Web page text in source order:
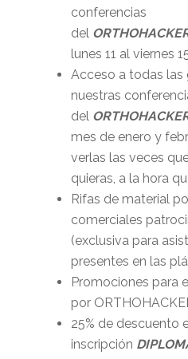
conferencias
del
lunes 11 al viernes
Acceso a todas las
nuestras
del
mes de enero y
verlas las veces
quieras, a la hora
Rifas de material
comerciales
(exclusiva para
presentes en las
Promociones para
por
25% de descuento
inscripción